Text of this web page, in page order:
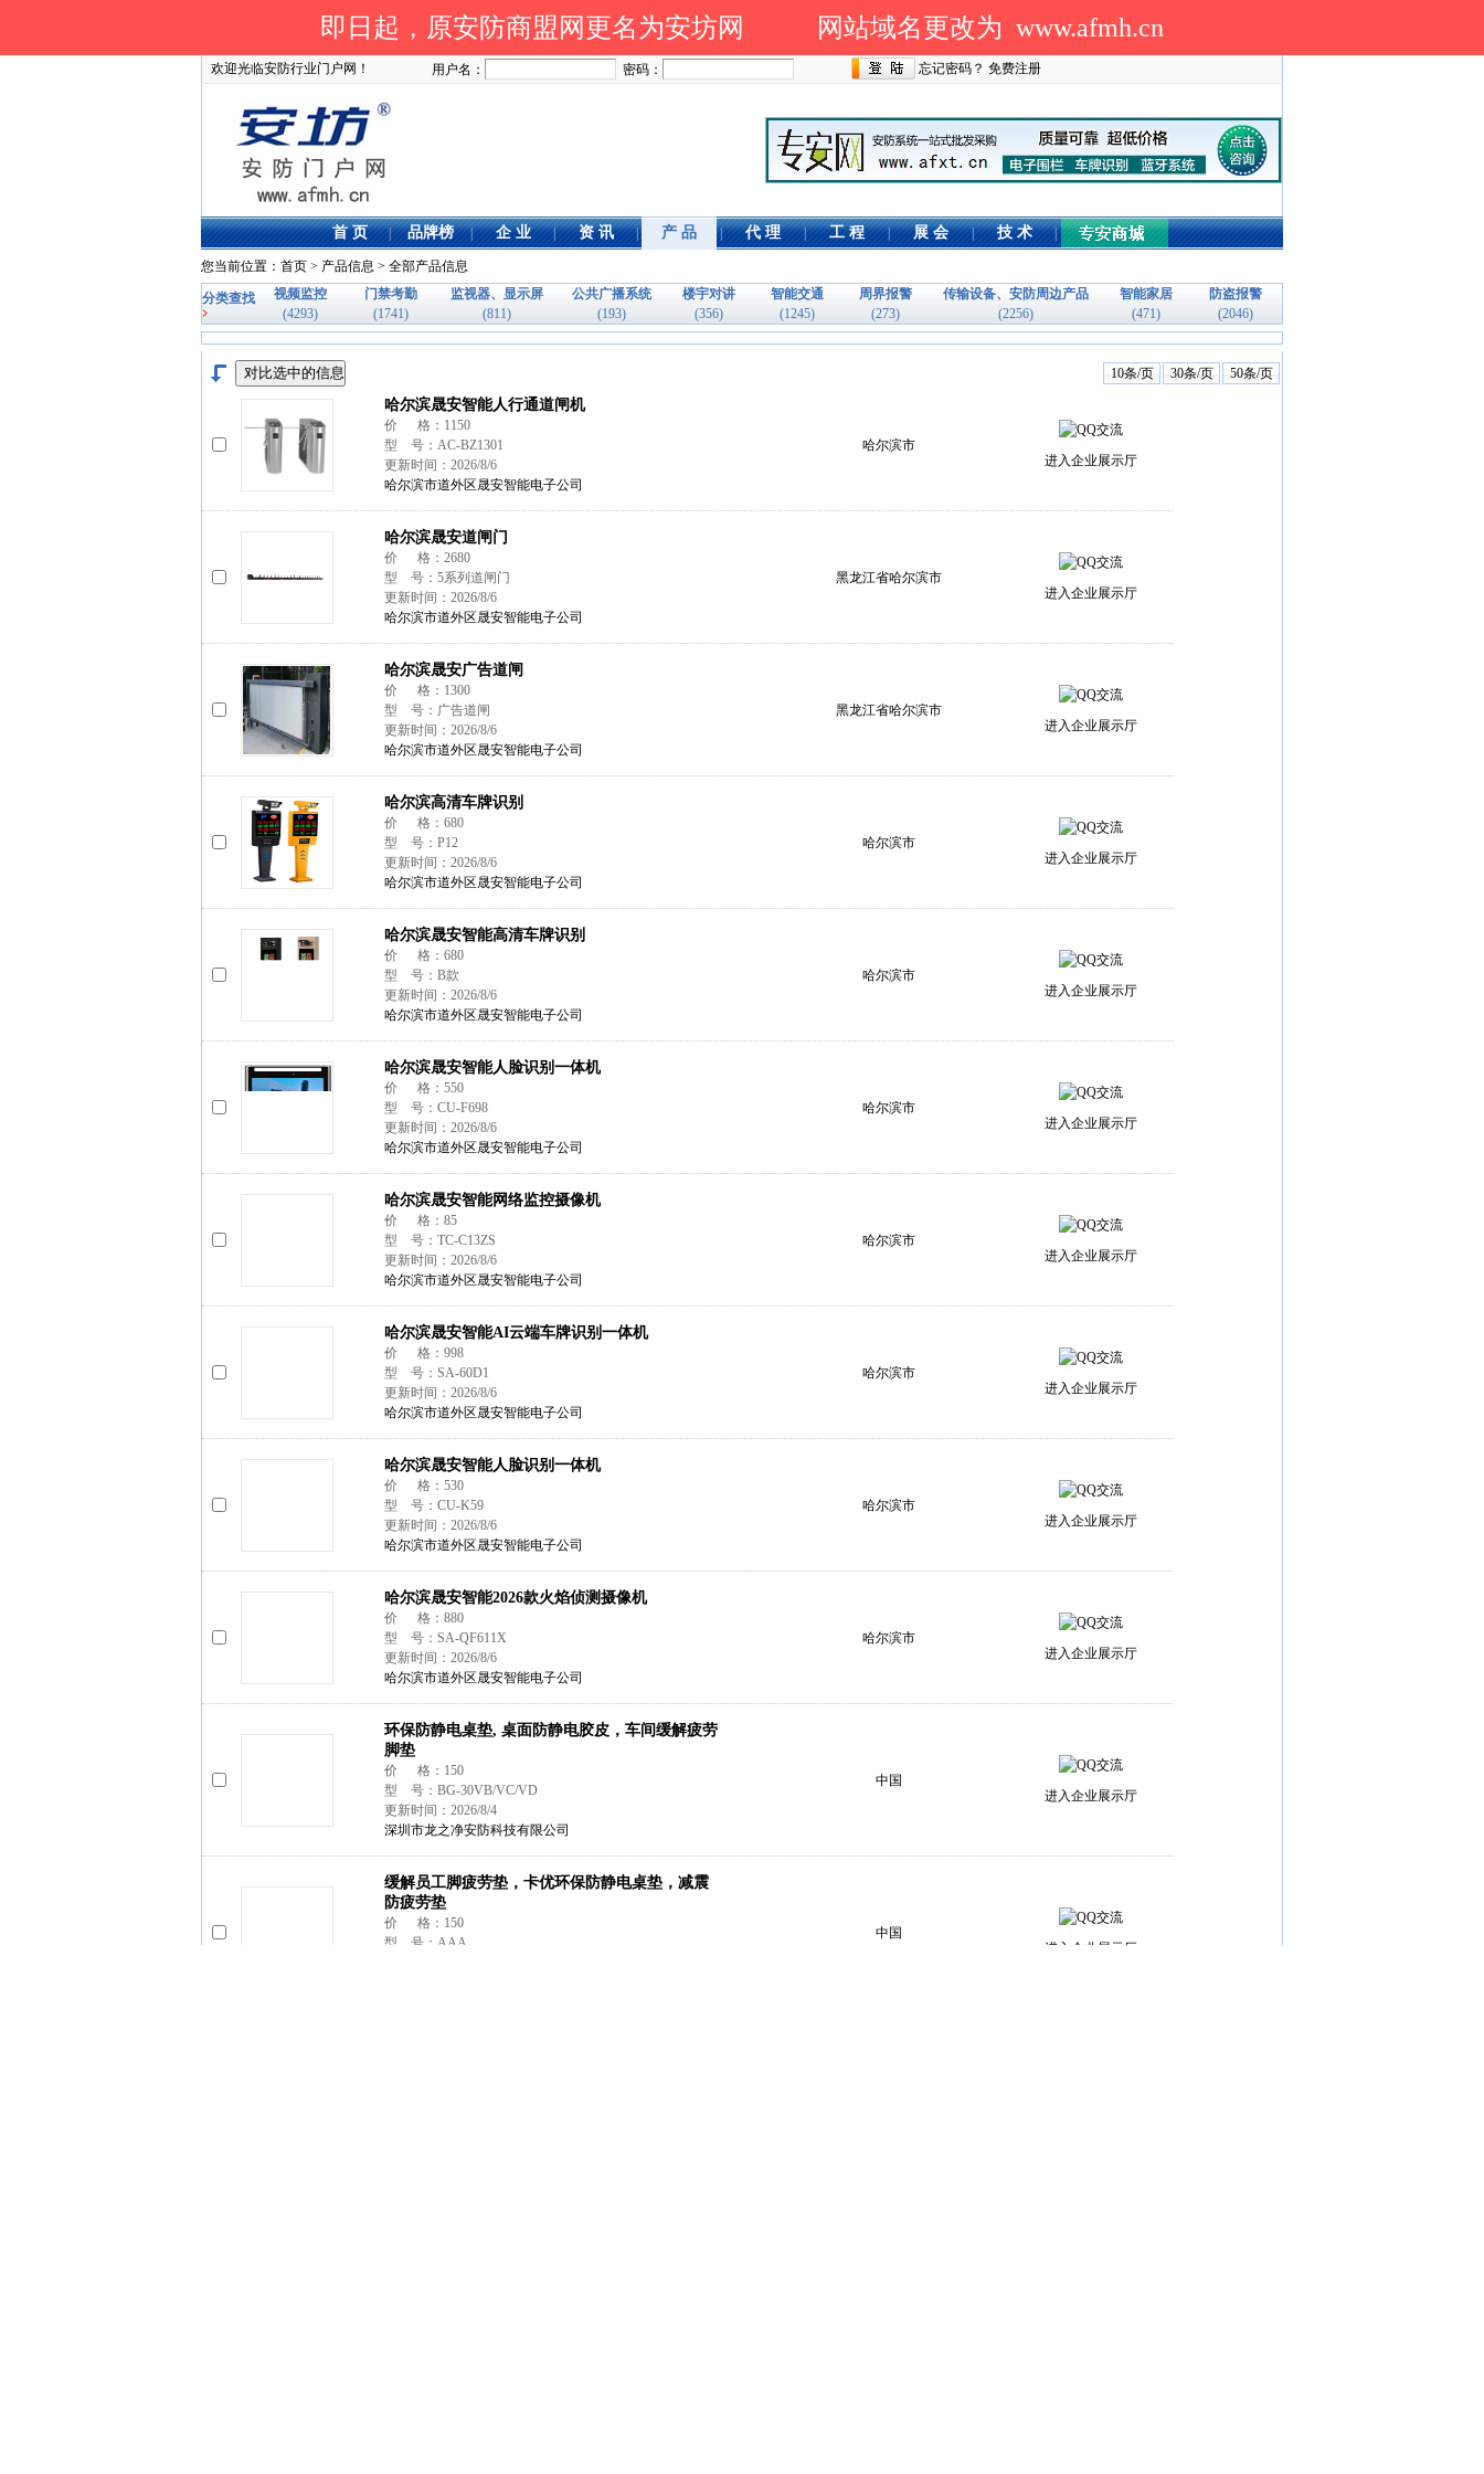
即日起，原安防商盟网更名为安坊网 网站域名更改为 www.afmh.cn
欢迎光临安防行业门户网！ 用户名： 密码： 忘记密码？ 免费注册
首 页 | 品牌榜 | 企 业 | 资 讯 | 产 品 | 代 理 | 工 程 | 展 会 | 技 术 |
您当前位置： 首页 > 产品信息 > 全部产品信息
分类查找
视频监控
(4293)
门禁考勤
(1741)
监视器、显示屏
(811)
公共广播系统
(193)
楼宇对讲
(356)
智能交通
(1245)
周界报警
(273)
传输设备、安防周边产品
(2256)
智能家居
(471)
防盗报警
(2046)
10条/页 30条/页 50条/页
哈尔滨晟安智能人行通道闸机
价 格：1150
型 号：AC-BZ1301
更新时间：2026/8/6
哈尔滨市道外区晟安智能电子公司
哈尔滨市
进入企业展示厅
哈尔滨晟安道闸门
价 格：2680
型 号：5系列道闸门
更新时间：2026/8/6
哈尔滨市道外区晟安智能电子公司
黑龙江省哈尔滨市
进入企业展示厅
哈尔滨晟安广告道闸
价 格：1300
型 号：广告道闸
更新时间：2026/8/6
哈尔滨市道外区晟安智能电子公司
黑龙江省哈尔滨市
进入企业展示厅
哈尔滨高清车牌识别
价 格：680
型 号：P12
更新时间：2026/8/6
哈尔滨市道外区晟安智能电子公司
哈尔滨市
进入企业展示厅
哈尔滨晟安智能高清车牌识别
价 格：680
型 号：B款
更新时间：2026/8/6
哈尔滨市道外区晟安智能电子公司
哈尔滨市
进入企业展示厅
哈尔滨晟安智能人脸识别一体机
价 格：550
型 号：CU-F698
更新时间：2026/8/6
哈尔滨市道外区晟安智能电子公司
哈尔滨市
进入企业展示厅
哈尔滨晟安智能网络监控摄像机
价 格：85
型 号：TC-C13ZS
更新时间：2026/8/6
哈尔滨市道外区晟安智能电子公司
哈尔滨市
进入企业展示厅
哈尔滨晟安智能AI云端车牌识别一体机
价 格：998
型 号：SA-60D1
更新时间：2026/8/6
哈尔滨市道外区晟安智能电子公司
哈尔滨市
进入企业展示厅
哈尔滨晟安智能人脸识别一体机
价 格：530
型 号：CU-K59
更新时间：2026/8/6
哈尔滨市道外区晟安智能电子公司
哈尔滨市
进入企业展示厅
哈尔滨晟安智能2026款火焰侦测摄像机
价 格：880
型 号：SA-QF611X
更新时间：2026/8/6
哈尔滨市道外区晟安智能电子公司
哈尔滨市
进入企业展示厅
环保防静电桌垫, 桌面防静电胶皮，车间缓解疲劳
脚垫
价 格：150
型 号：BG-30VB/VC/VD
更新时间：2026/8/4
深圳市龙之净安防科技有限公司
中国
进入企业展示厅
缓解员工脚疲劳垫，卡优环保防静电桌垫，减震
防疲劳垫
价 格：150
型 号：AAA
中国
进入企业展示厅